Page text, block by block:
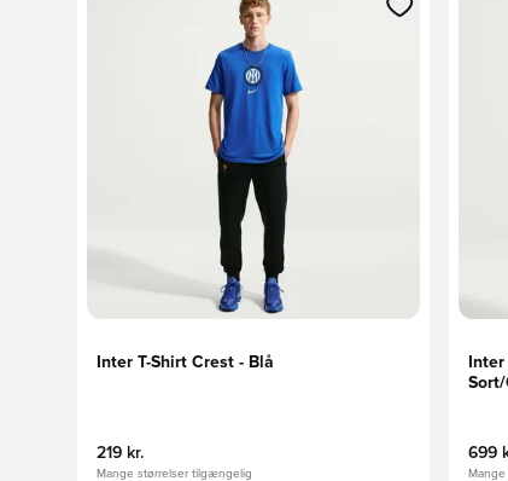
Inter T-Shirt Crest - Blå
219 kr.
Mange størrelser tilgængelig
Sort/
699